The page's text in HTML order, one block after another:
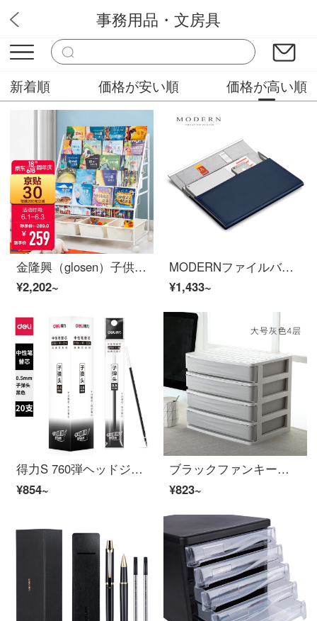
Sun文房具通販店
事務用品・文房具
新着順 価格が安い順 価格が高い順
金隆興（glosen）子供用本棚絵本ラック簡易床につく本棚の本箱本報雑誌展示棚おもちゃ収納棚多層おもちゃ収納棚棚本棚
¥2,202~
MODERNファイルバッグオーフォスバッグ男性用ビジネスバッグフォルダA 4資料パッケージマネージャパッケージ多機能ファイル収納契約書挟み会社プレゼントオーダー無料印字紺色
¥1,433~
得力S 760弾ヘッドジェルペン0.5 mm弾头(黒)(本)20本/箱12箱/箱lgh
¥854~
ブラックファンキープラスチック引出し式資料オーフ収蔵物ファイル棚デスクトップファイル棚L 4階灰色
¥823~